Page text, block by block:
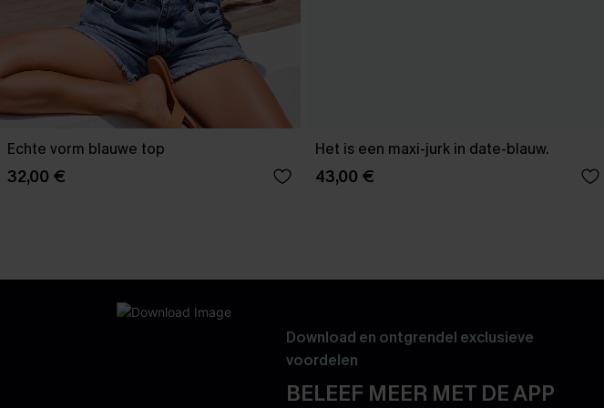
Echte vorm blauwe top
32,00 €
Het is een maxi-jurk in date-blauw.
43,00 €
Download en ontgrendel exclusieve
voordelen
BELEEF MEER MET DE APP